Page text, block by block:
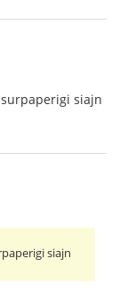
siajn
siajn